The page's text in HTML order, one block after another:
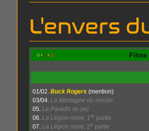
L'envers
v d m Films
01/02.Buck Rogers (mention)
03/04.La Montagne du sorcier
05.Le Paradis du jeu
06.La Légion noire, 1re partie
07.La Légion noire, 2e partie